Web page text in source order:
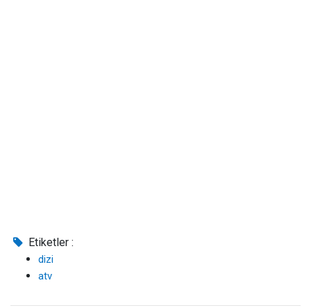
Etiketler :
dizi
atv